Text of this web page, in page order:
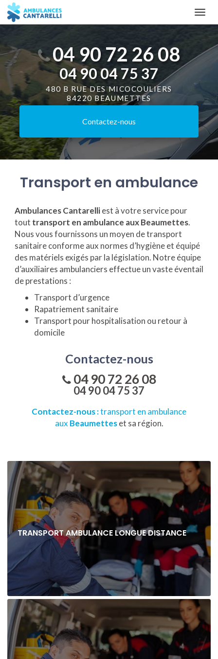
Aller
au
04 90 72 26 08
04 90 04 75 37
480 B RUE DES MICOCOULIERS
84220 BEAUMETTES
Contactez-nous
Transport en ambulance
Ambulances Cantarelliest à votre service pour
tout transport en ambulance aux Beaumettes.
Nous vous fournissons un moyen de transport
sanitaire conforme aux normes d’hygiène et équipé
des matériels exigés par la législation. Notre équipe
d’auxiliaires ambulanciers effectue un vaste éventail
de prestations :
Transport d’urgence
Rapatriement sanitaire
Transport pour hospitalisation ou retour à
domicile
Contactez-nous
04 90 72 26 08
04 90 04 75 37
Contactez-nous :transport en ambulance
aux Beaumetteset sa région.
TRANSPORT AMBULANCE LONGUE DISTANCE